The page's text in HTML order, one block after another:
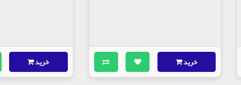
خرید خرید